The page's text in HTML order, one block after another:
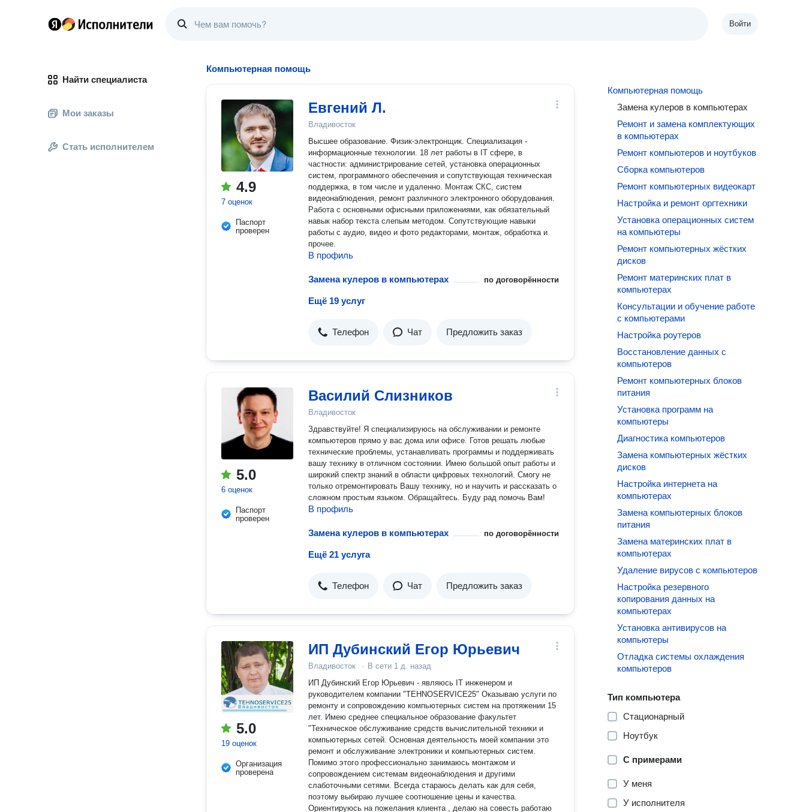
Войти
Найти специалиста
Мои заказы
Стать исполнителем
Компьютерная помощь
4.9
7 оценок
Паспорт
проверен
Евгений Л.
Владивосток
Высшее образование. Физик-электронщик. Специализация -
информационные технологии. 18 лет работы в IT сфере, в
частности: администрирование сетей, установка операционных
систем, программного обеспечения и сопутствующая техническая
поддержка, в том числе и удаленно. Монтаж СКС, систем
видеонаблюдения, ремонт различного электронного оборудования.
Работа с основными офисными приложениями, как обязательный
навык набор текста слепым методом. Сопутствующие навыки
работы с аудио, видео и фото редакторами, монтаж, обработка и
прочее.
В профиль
Замена кулеров в компьютерах по договорённости
Ещё 19 услуг
Телефон Чат Предложить заказ
5.0
6 оценок
Паспорт
проверен
Василий Слизников
Владивосток
Здравствуйте! Я специализируюсь на обслуживании и ремонте
компьютеров прямо у вас дома или офисе. Готов решать любые
технические проблемы, устанавливать программы и поддерживать
вашу технику в отличном состоянии. Имею большой опыт работы и
широкий спектр знаний в области цифровых технологий. Смогу не
только отремонтировать Вашу технику, но и научить и рассказать о
сложном простым языком. Обращайтесь. Буду рад помочь Вам!
В профиль
Замена кулеров в компьютерах по договорённости
Ещё 21 услуга
Телефон Чат Предложить заказ
5.0
19 оценок
Организация
проверена
ИП Дубинский Егор Юрьевич
Владивосток · В сети 1 д. назад
ИП Дубинский Егор Юрьевич - являюсь IT инженером и
руководителем компании "TEHNOSERVICE25" Оказываю услуги по
ремонту и сопровождению компьютерных систем на протяжении 15
лет. Имею среднее специальное образование факультет
"Техническое обслуживание средств вычислительной техники и
компьютерных сетей. Основная деятельность моей компании это
ремонт и обслуживание электроники и компьютерных систем.
Помимо этого профессионально занимаюсь монтажом и
сопровождением системам видеонаблюдения и другими
слаботочными сетями. Всегда стараюсь делать как для себя,
поэтому выбираю лучшее соотношение цены и качества.
Ориентируюсь на пожелания клиента , делаю на совесть работаю
Компьютерная помощь
Замена кулеров в компьютерах
Ремонт и замена комплектующих
в компьютерах
Ремонт компьютеров и ноутбуков
Сборка компьютеров
Ремонт компьютерных видеокарт
Настройка и ремонт оргтехники
Установка операционных систем
на компьютеры
Ремонт компьютерных жёстких
дисков
Ремонт материнских плат в
компьютерах
Консультации и обучение работе
с компьютерами
Настройка роутеров
Восстановление данных с
компьютеров
Ремонт компьютерных блоков
питания
Установка программ на
компьютеры
Диагностика компьютеров
Замена компьютерных жёстких
дисков
Настройка интернета на
компьютерах
Замена компьютерных блоков
питания
Замена материнских плат в
компьютерах
Удаление вирусов с компьютеров
Настройка резервного
копирования данных на
компьютерах
Установка антивирусов на
компьютеры
Отладка системы охлаждения
компьютеров
Тип компьютера
Стационарный
Ноутбук
С примерами
У меня
У исполнителя